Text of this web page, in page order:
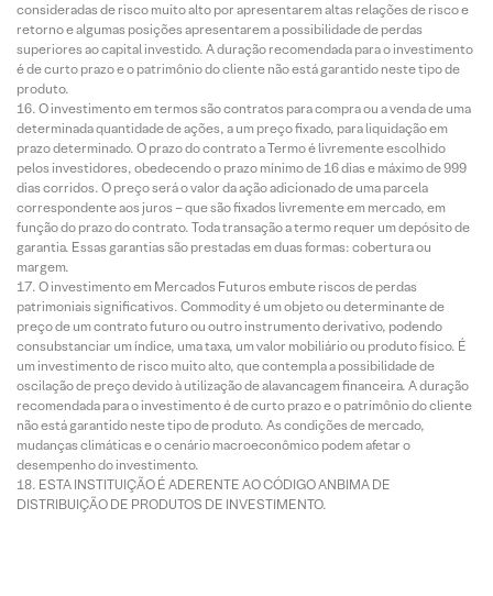
consideradas de risco muito alto por apresentarem altas relações de risco e
retorno e algumas posições apresentarem a possibilidade de perdas
superiores ao capital investido. A duração recomendada para o investimento
é de curto prazo e o patrimônio do cliente não está garantido neste tipo de
produto.
O investimento em termos são contratos para compra ou a venda de uma
determinada quantidade de ações, a um preço fixado, para liquidação em
prazo determinado. O prazo do contrato a Termo é livremente escolhido
pelos investidores, obedecendo o prazo mínimo de 16 dias e máximo de 999
dias corridos. O preço será o valor da ação adicionado de uma parcela
correspondente aos juros – que são fixados livremente em mercado, em
função do prazo do contrato. Toda transação a termo requer um depósito de
garantia. Essas garantias são prestadas em duas formas: cobertura ou
margem.
O investimento em Mercados Futuros embute riscos de perdas
patrimoniais significativos. Commodity é um objeto ou determinante de
preço de um contrato futuro ou outro instrumento derivativo, podendo
consubstanciar um índice, uma taxa, um valor mobiliário ou produto físico. É
um investimento de risco muito alto, que contempla a possibilidade de
oscilação de preço devido à utilização de alavancagem financeira. A duração
recomendada para o investimento é de curto prazo e o patrimônio do cliente
não está garantido neste tipo de produto. As condições de mercado,
mudanças climáticas e o cenário macroeconômico podem afetar o
desempenho do investimento.
ESTA INSTITUIÇÃO É ADERENTE AO CÓDIGO ANBIMA DE
DISTRIBUIÇÃO DE PRODUTOS DE INVESTIMENTO.